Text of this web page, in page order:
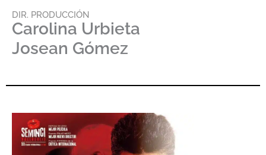
DIR. PRODUCCIÓN
Carolina Urbieta
Josean Gómez